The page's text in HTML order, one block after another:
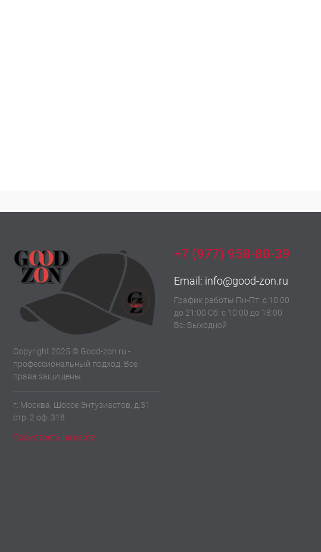
Copyright 2025 © Good-zon.ru -
профессиональный подход. Все
права защищены.
г. Москва, Шоссе Энтузиастов, д.31
стр. 2 оф. 318
Посмотреть на карте
+7 (977) 958-80-39
Email: info@good-zon.ru
График работы Пн-Пт: с 10:00
до 21:00 Сб: с 10:00 до 18:00
Вс: Выходной